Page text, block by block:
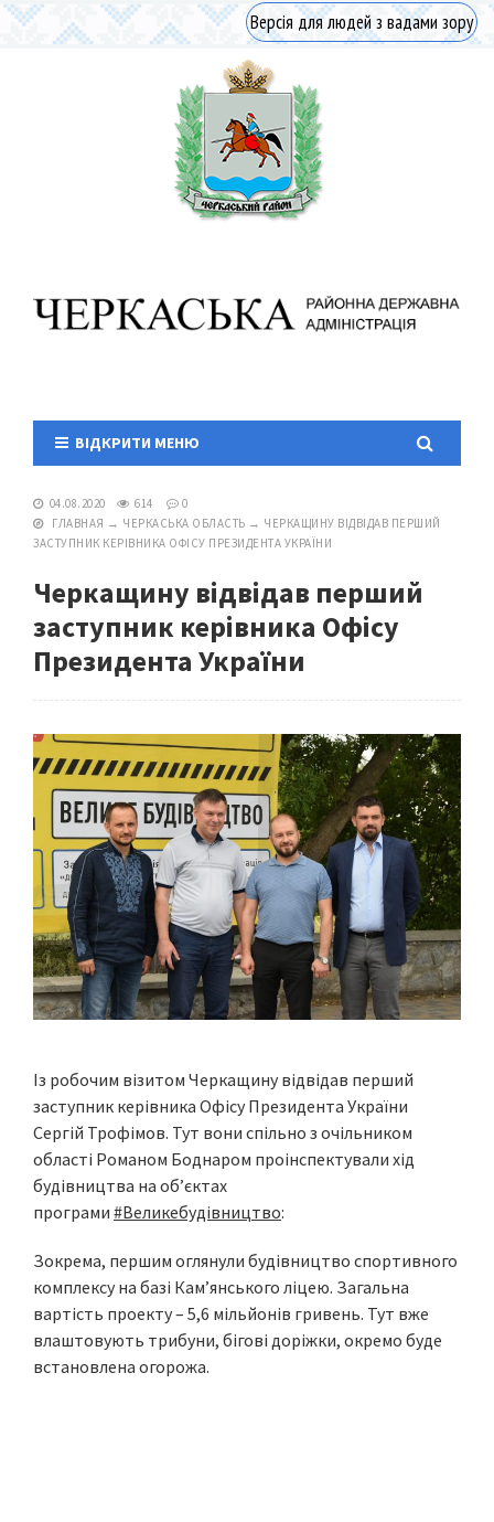
Версія для людей з вадами зору
ВІДКРИТИ МЕНЮ
04.08.2020 614
0
ГЛАВНАЯ → ЧЕРКАСЬКА ОБЛАСТЬ → ЧЕРКАЩИНУ ВІДВІДАВ ПЕРШИЙ
ЗАСТУПНИК КЕРІВНИКА ОФІСУ ПРЕЗИДЕНТА УКРАЇНИ
Черкащину відвідав перший
заступник керівника Офісу
Президента України
Із робочим візитом Черкащину відвідав перший
заступник керівника Офісу Президента України
Сергій Трофімов. Тут вони спільно з очільником
області Романом Боднаром проінспектували хід
будівництва на об’єктах
програми #Великебудівництво:
Зокрема, першим оглянули будівництво спортивного
комплексу на базі Кам’янського ліцею. Загальна
вартість проекту – 5,6 мільйонів гривень. Тут вже
влаштовують трибуни, бігові доріжки, окремо буде
встановлена огорожа.